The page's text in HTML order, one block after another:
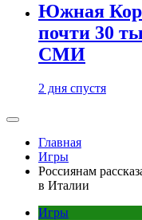
Южная
почти 30
СМИ
2 дня спустя
Главная
Игры
Россиянам
в Италии
Игры